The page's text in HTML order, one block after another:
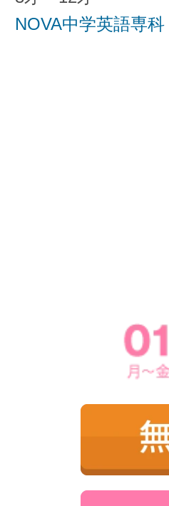
NOVA中学英語専科